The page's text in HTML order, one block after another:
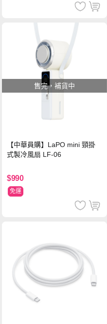
售完，補貨中
【中華員購】LaPO mini 頸掛
式製冷風扇 LF-06
$990
免運